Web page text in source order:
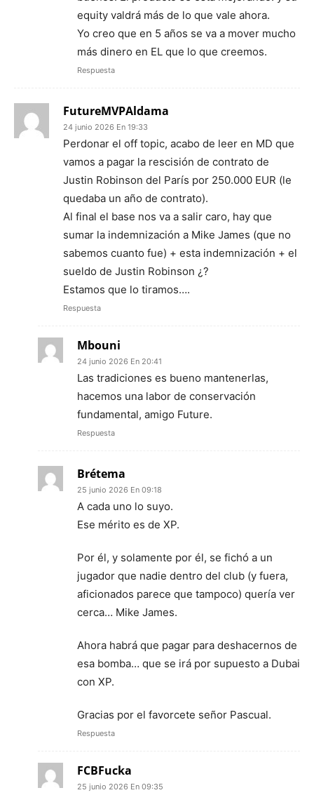
equity valdrá más de lo que vale ahora.
Yo creo que en 5 años se va a mover mucho
más dinero en EL que lo que creemos.
Respuesta
FutureMVPAldama
24 junio 2026 En 19:33
Perdonar el off topic, acabo de leer en MD que
vamos a pagar la rescisión de contrato de
Justin Robinson del París por 250.000 EUR (le
quedaba un año de contrato).
Al final el base nos va a salir caro, hay que
sumar la indemnización a Mike James (que no
sabemos cuanto fue) + esta indemnización + el
sueldo de Justin Robinson ¿?
Estamos que lo tiramos….
Respuesta
Mbouni
24 junio 2026 En 20:41
Las tradiciones es bueno mantenerlas,
hacemos una labor de conservación
fundamental, amigo Future.
Respuesta
Brétema
25 junio 2026 En 09:18
A cada uno lo suyo.
Ese mérito es de XP.
Por él, y solamente por él, se fichó a un
jugador que nadie dentro del club (y fuera,
aficionados parece que tampoco) quería ver
cerca… Mike James.
Ahora habrá que pagar para deshacernos de
esa bomba… que se irá por supuesto a Dubai
con XP.
Gracias por el favorcete señor Pascual.
Respuesta
FCBFucka
25 junio 2026 En 09:35